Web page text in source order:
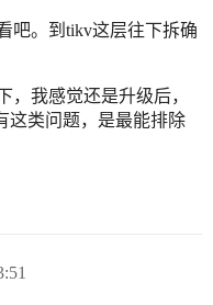
吧。到tikv这层往下拆确
，我感觉还是升级后，
这类问题，是最能排除